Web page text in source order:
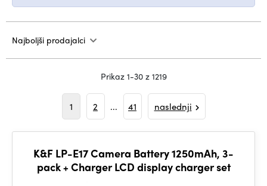
Najboljši prodajalci
Prikaz 1-30 z 1219
1 2 ... 41 naslednji
K&F LP-E17 Camera Battery 1250mAh, 3-
pack + Charger LCD display charger set